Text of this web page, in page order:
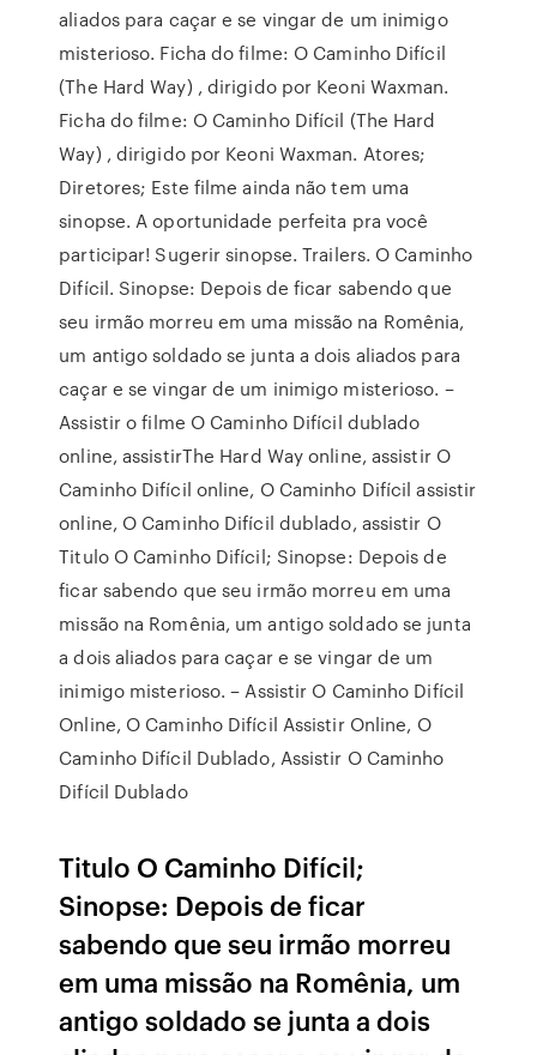
aliados para caçar e se vingar de um inimigo
misterioso. Ficha do filme: O Caminho Difícil
(The Hard Way) , dirigido por Keoni Waxman.
Ficha do filme: O Caminho Difícil (The Hard
Way) , dirigido por Keoni Waxman. Atores;
Diretores; Este filme ainda não tem uma
sinopse. A oportunidade perfeita pra você
participar! Sugerir sinopse. Trailers. O Caminho
Difícil. Sinopse: Depois de ficar sabendo que
seu irmão morreu em uma missão na Romênia,
um antigo soldado se junta a dois aliados para
caçar e se vingar de um inimigo misterioso. –
Assistir o filme O Caminho Difícil dublado
online, assistirThe Hard Way online, assistir O
Caminho Difícil online, O Caminho Difícil assistir
online, O Caminho Difícil dublado, assistir O
Titulo O Caminho Difícil; Sinopse: Depois de
ficar sabendo que seu irmão morreu em uma
missão na Romênia, um antigo soldado se junta
a dois aliados para caçar e se vingar de um
inimigo misterioso. – Assistir O Caminho Difícil
Online, O Caminho Difícil Assistir Online, O
Caminho Difícil Dublado, Assistir O Caminho
Difícil Dublado
Titulo O Caminho Difícil;
Sinopse: Depois de ficar
sabendo que seu irmão morreu
em uma missão na Romênia, um
antigo soldado se junta a dois